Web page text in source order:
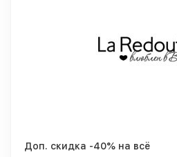
Доп. скидка -40% на всё